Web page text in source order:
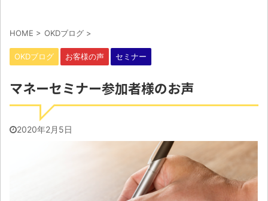
HOME > OKDブログ >
OKDブログ お客様の声 セミナー
マネーセミナー参加者様のお声
2020年2月5日